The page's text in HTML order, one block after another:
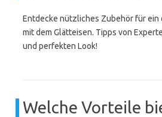
Entdecke nützliches Zubehör für ein
mit dem Glätteisen. Tipps von
und perfekten Look!
Welche Vorteile